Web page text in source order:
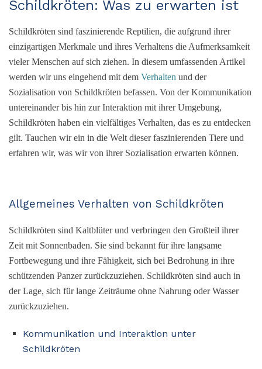
Schildkröten: Was zu erwarten ist
Schildkröten sind faszinierende Reptilien, die aufgrund ihrer
einzigartigen Merkmale und ihres Verhaltens die Aufmerksamkeit
vieler Menschen auf sich ziehen. In diesem umfassenden Artikel
werden wir uns eingehend mit dem Verhalten und der
Sozialisation von Schildkröten befassen. Von der Kommunikation
untereinander bis hin zur Interaktion mit ihrer Umgebung,
Schildkröten haben ein vielfältiges Verhalten, das es zu entdecken
gilt. Tauchen wir ein in die Welt dieser faszinierenden Tiere und
erfahren wir, was wir von ihrer Sozialisation erwarten können.
Allgemeines Verhalten von Schildkröten
Schildkröten sind Kaltblüter und verbringen den Großteil ihrer
Zeit mit Sonnenbaden. Sie sind bekannt für ihre langsame
Fortbewegung und ihre Fähigkeit, sich bei Bedrohung in ihre
schützenden Panzer zurückzuziehen. Schildkröten sind auch in
der Lage, sich für lange Zeiträume ohne Nahrung oder Wasser
zurückzuziehen.
Kommunikation und Interaktion unter
Schildkröten